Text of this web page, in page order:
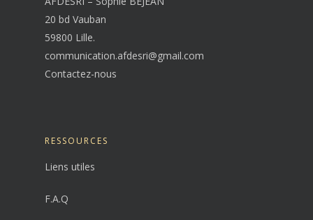
20 bd Vauban
59800 Lille.
communication.afdesri@gmail.com
Contactez-nous
RESSOURCES
Liens utiles
F.A.Q